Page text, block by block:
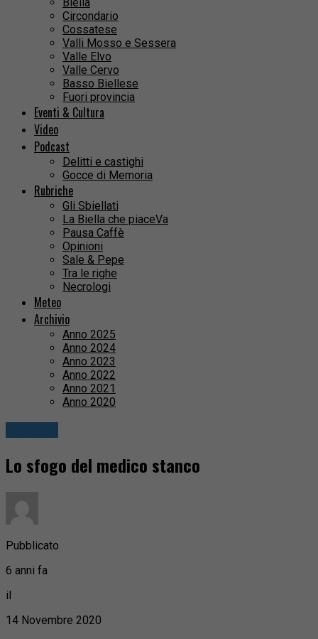
Biella
Circondario
Cossatese
Valli Mosso e Sessera
Valle Elvo
Valle Cervo
Basso Biellese
Fuori provincia
Eventi & Cultura
Video
Podcast
Delitti e castighi
Gocce di Memoria
Rubriche
Gli Sbiellati
La Biella che piaceVa
Pausa Caffè
Opinioni
Sale & Pepe
Tra le righe
Necrologi
Meteo
Archivio
Anno 2025
Anno 2024
Anno 2023
Anno 2022
Anno 2021
Anno 2020
Lo sfogo del medico stanco
Pubblicato
6 anni fa
il
14 Novembre 2020